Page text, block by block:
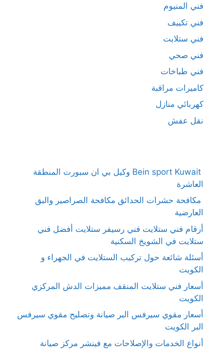
فني المنيوم
فني تكييف
فني ستلايت
فني صحي
فني طباخات
كاميرات مراقبة
كهربائي منازل
نقل عفش
Bein sport Kuwait وكيل بي ان سبورت المنطقة
العاشرة
مكافحة حشرات الحدائق مكافحة الصراصير والبق
العارضية
أرقام فني ستلايت فني رسيفر ستلايت أفضل فني
ستلايت في الشويخ السكنية
أسئلة شائعة حول تركيب الستلايت في الجهراء و
الكويت
أسعار فني ستلايت المنقف مميزات الدش المركزي
الكويت
أسعار مقوي سيرفس البر صيانة وتصليح مقوي سيرفس
البر الكويت
أنواع الخدمات والإصلاحات مع فينشر مركز صيانة